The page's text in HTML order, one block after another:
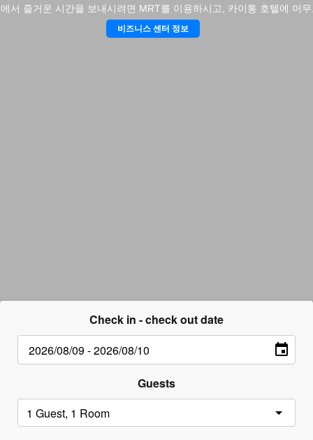
서 즐거운 시간을 보내시려면 MRT를 이용하시고, 카이통 호텔에 머
비즈니스 센터 정보
Check in - check out date
Guests